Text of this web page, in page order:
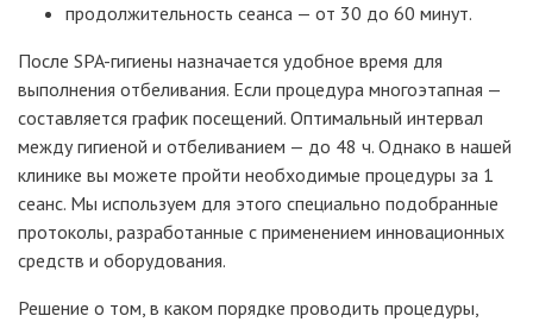
продолжительность сеанса — от 30 до 60 минут.
После SPA-гигиены назначается удобное время для
выполнения отбеливания. Если процедура многоэтапная —
составляется график посещений. Оптимальный интервал
между гигиеной и отбеливанием — до 48 ч. Однако в нашей
клинике вы можете пройти необходимые процедуры за 1
сеанс. Мы используем для этого специально подобранные
протоколы, разработанные с применением инновационных
средств и оборудования.
Решение о том, в каком порядке проводить процедуры,